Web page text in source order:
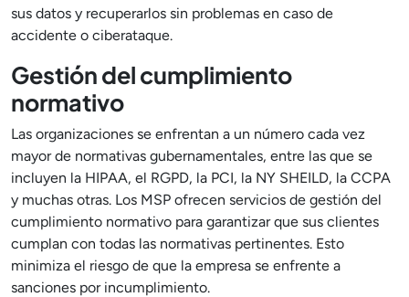
sus datos y recuperarlos sin problemas en caso de
accidente o ciberataque.
Gestión del cumplimiento
normativo
Las organizaciones se enfrentan a un número cada vez
mayor de normativas gubernamentales, entre las que se
incluyen la HIPAA, el RGPD, la PCI, la NY SHEILD, la CCPA
y muchas otras. Los MSP ofrecen servicios de gestión del
cumplimiento normativo para garantizar que sus clientes
cumplan con todas las normativas pertinentes. Esto
minimiza el riesgo de que la empresa se enfrente a
sanciones por incumplimiento.